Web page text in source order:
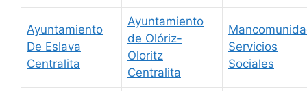
Ayuntamiento
De Eslava
Centralita
Ayuntamiento
de Olóriz-
Oloritz
Centralita
Servicios
Sociales